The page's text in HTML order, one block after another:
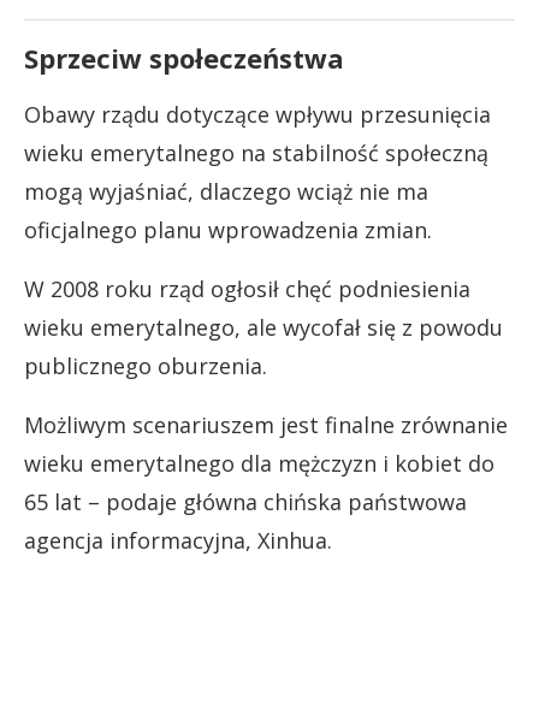
Sprzeciw społeczeństwa
Obawy rządu dotyczące wpływu przesunięcia
wieku emerytalnego na stabilność społeczną
mogą wyjaśniać, dlaczego wciąż nie ma
oficjalnego planu wprowadzenia zmian.
W 2008 roku rząd ogłosił chęć podniesienia
wieku emerytalnego, ale wycofał się z powodu
publicznego oburzenia.
Możliwym scenariuszem jest finalne zrównanie
wieku emerytalnego dla mężczyzn i kobiet do
65 lat – podaje główna chińska państwowa
agencja informacyjna, Xinhua.